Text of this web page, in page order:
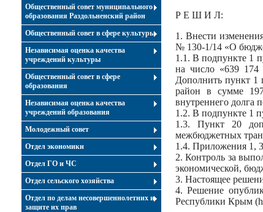
Общественный совет муниципального
образования Раздольненский район
Общественный совет в сфере культуры
Независимая оценка качества
учреждений культуры
Общественный совет в сфере
образования
Независимая оценка качества
учреждений образования
Молодежный совет
Отдел экономики
Отдел ГО и ЧС
Отдел сельского хозяйства
Отдел по делам несовершеннолетних и
защите их прав
Р Е Ш И Л:
1. Внести
№ 130-1/14 «О
1.1. В подпункте 1
на число «639 174
Дополнить пункт 1
район в сумме
внутреннего долга
1.2. В подпункте 1
1.3. Пункт 20
межбюджетных
1.4. Приложения 1,
2. Контроль за
экономической,
3. Настоящее
4. Решение
Республики Крым